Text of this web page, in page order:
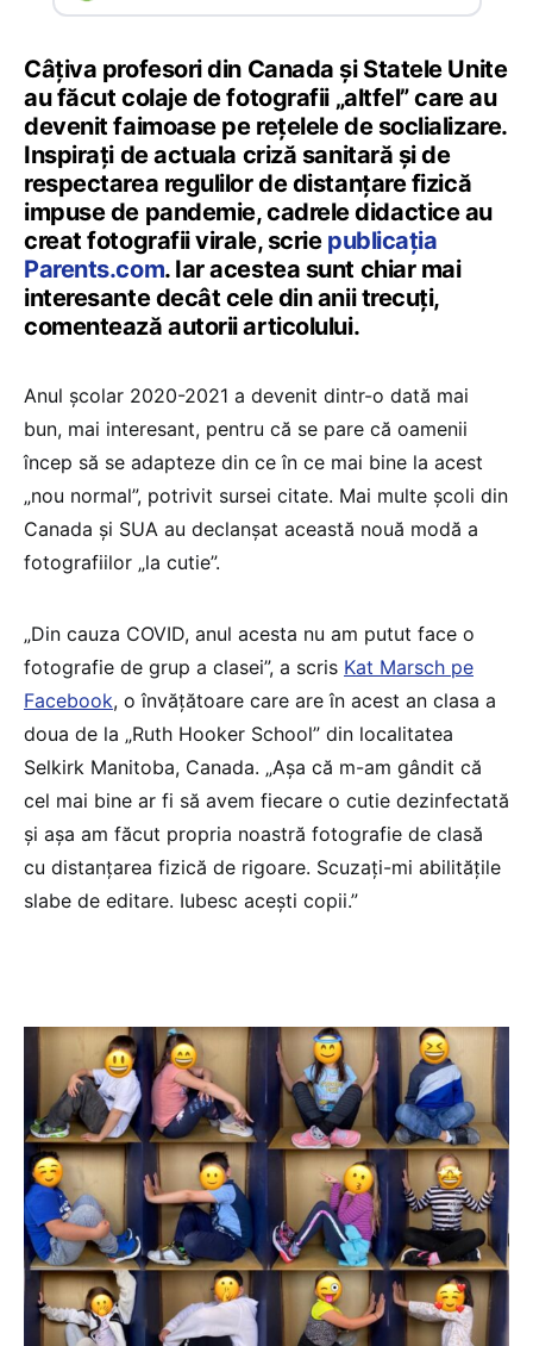
Câțiva profesori din Canada și Statele Unite
au făcut colaje de fotografii „altfel” care au
devenit faimoase pe rețelele de soclializare.
Inspirați de actuala criză sanitară și de
respectarea regulilor de distanțare fizică
impuse de pandemie, cadrele didactice au
creat fotografii virale, scrie publicația
Parents.com. Iar acestea sunt chiar mai
interesante decât cele din anii trecuți,
comentează autorii articolului.
Anul școlar 2020-2021 a devenit dintr-o dată mai
bun, mai interesant, pentru că se pare că oamenii
încep să se adapteze din ce în ce mai bine la acest
„nou normal”, potrivit sursei citate. Mai multe școli din
Canada și SUA au declanșat această nouă modă a
fotografiilor „la cutie”.
„Din cauza COVID, anul acesta nu am putut face o
fotografie de grup a clasei”, a scris Kat Marsch pe
Facebook, o învățătoare care are în acest an clasa a
doua de la „Ruth Hooker School” din localitatea
Selkirk Manitoba, Canada. „Așa că m-am gândit că
cel mai bine ar fi să avem fiecare o cutie dezinfectată
și așa am făcut propria noastră fotografie de clasă
cu distanțarea fizică de rigoare. Scuzați-mi abilitățile
slabe de editare. Iubesc acești copii.”